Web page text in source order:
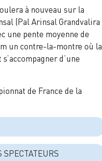
à nouveau sur la
(Pal Arinsal Grandvalira
une pente moyenne de
un contre-la-montre où la
d’une
de France de la